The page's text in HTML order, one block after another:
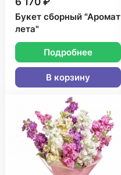
Букет сборный "Аромат
лета"
Подробнее
В корзину